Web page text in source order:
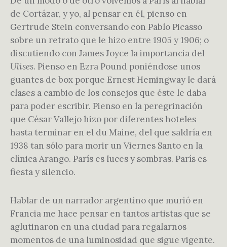
de Cortázar, y yo, al pensar en él, pienso en
Gertrude Stein conversando con Pablo Picasso
sobre un retrato que le hizo entre 1905 y 1906; o
discutiendo con James Joyce la importancia del
Ulises. Pienso en Ezra Pound poniéndose unos
guantes de box porque Ernest Hemingway le dará
clases a cambio de los consejos que éste le daba
para poder escribir. Pienso en la peregrinación
que César Vallejo hizo por diferentes hoteles
hasta terminar en el du Maine, del que saldría en
1938 tan sólo para morir un Viernes Santo en la
clínica Arango. París es luces y sombras. París es
fiesta y silencio.
Hablar de un narrador argentino que murió en
Francia me hace pensar en tantos artistas que se
aglutinaron en una ciudad para regalarnos
momentos de una luminosidad que sigue vigente.